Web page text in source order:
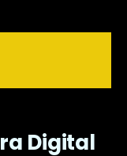
Digital